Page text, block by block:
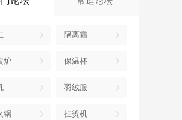
隔离霜
炉 保温杯
羽绒服
锅 挂烫机